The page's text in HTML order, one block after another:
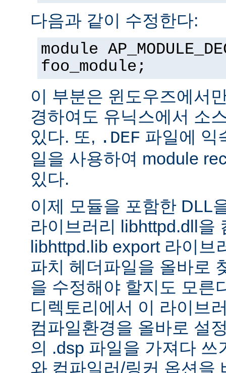
다음과 같이 수정한다:
module
foo_module;
이 부분은 윈도우즈에서
경하여도 유닉스에서 소
있다. 또, .DEF 파일에 익
일을 사용하여 module
있다.
이제 모듈을 포함한 DLL
라이브러리 libhttpd.dll을
libhttpd.lib export 라이브
파치 헤더파일을 올바로
을 수정해야 할지도 모른
디렉토리에서 이 라이브
컴파일환경을 올바로 설
의 .dsp 파일을 가져다 쓰
와 컴파일러/링커 옵션을